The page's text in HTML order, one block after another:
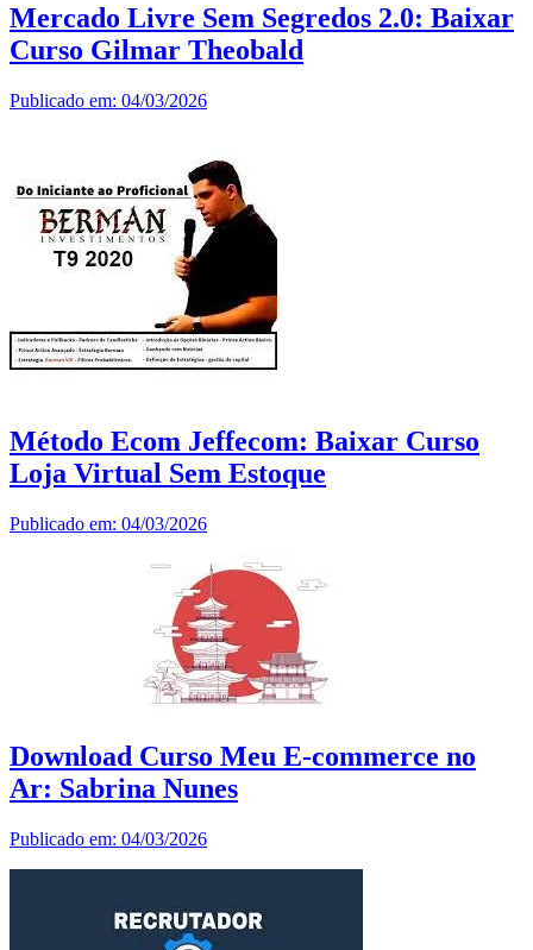
Mercado Livre Sem Segredos 2.0: Baixar
Curso Gilmar Theobald
Publicado em: 04/03/2026
Método Ecom Jeffecom: Baixar Curso
Loja Virtual Sem Estoque
Publicado em: 04/03/2026
Download Curso Meu E-commerce no
Ar: Sabrina Nunes
Publicado em: 04/03/2026